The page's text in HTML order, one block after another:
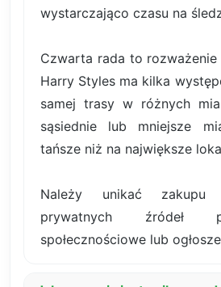
wystarczająco czasu na
Czwarta rada to rozważenie
Harry Styles ma kilka
samej trasy w różnych
sąsiednie lub mniejsze
tańsze niż na największe
Należy unikać zakupu
prywatnych źródeł
społecznościowe lub